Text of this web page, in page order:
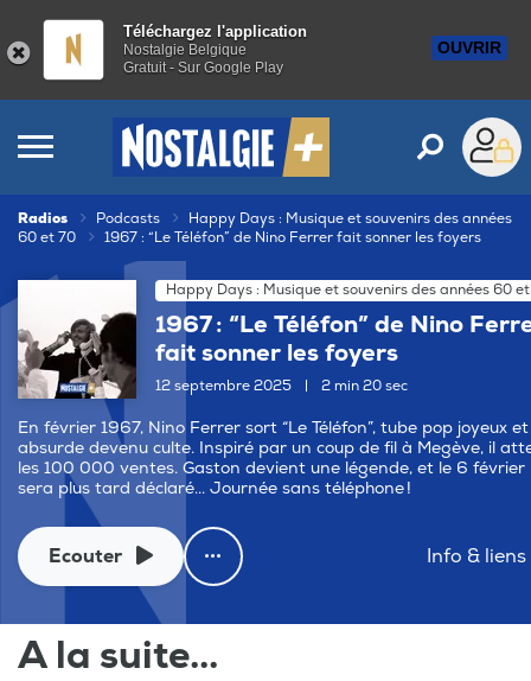
Téléchargez l'application
Nostalgie Belgique
Gratuit - Sur Google Play
OUVRIR
Radios Podcasts
Happy Days : Musique et souvenirs des années
60 et 70
1967 : “Le Téléfon” de Nino Ferrer fait sonner les foyers
Happy Days : Musique et souvenirs des années 60
1967 : “Le Téléfon” de Nino
fait sonner les foyers
12 septembre 2025 2 min 20 sec
En février 1967, Nino Ferrer sort “Le Téléfon”, tube pop joyeux et
absurde devenu culte. Inspiré par un coup de fil à Megève, il
les 100 000 ventes. Gaston devient une légende, et le 6 février
sera plus tard déclaré... Journée sans téléphone !
Ecouter Info & liens
A la suite...